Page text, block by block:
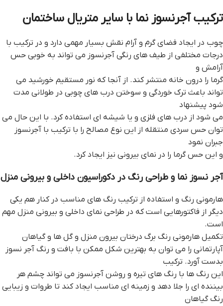
ترکیب آجرنسوز نما با سایر متریال ساختمان
چوب در ایجاد فضای گرم و آرام نقش بسیار مهمی دارد و در ترکیب با
درجات مختلفی از طیف های رنگی آجرنسوز می تواند به خوبی حس
آرامش و
گرما را درون خانه منتشر کند. از آنجا که نور مستقیم خورشید می
تواند باعث ترک خوردگی و سوختن درب های چوبی در طولانی مدت
شود پیشنهاد
می شود از درب های فلزی و یا شیشه ای استفاده کرد. با این حال می
توان حس سردی منتقله از این نوع مصالح را با ترکیب با آجرنسوز
جبران نمود
و این حس گرما را در نمای بیرونی نیز ایجاد کرد.
آجر نسوز نما و طراحی رنگ در دکوراسیون داخلی و بیرونی منزل
هارمونی رنگ و استفاده از ترکیب رنگ های مناسب در کنار هم یکی
دیگر از فاکتورهایی است که در طراحی نمای داخلی و بیرونی منزل مهم
است.
تکمیل هارمونی رنگ برگ درختان بیرون منزل و گل ها و گیاهان
آپارتمانی را می توان به بهترین شکل ممکن با بافت و رنگ آجر نسوز
بدست آورد. ترکیب
این رنگ ها با رنگ های تیره و روشن آجرنسوز می تواند چشم هر
بیننده ای را جلا دهد و زمینه ای مناسب ایجاد کند تا طروات و زیبایی
رنگ گیاهان